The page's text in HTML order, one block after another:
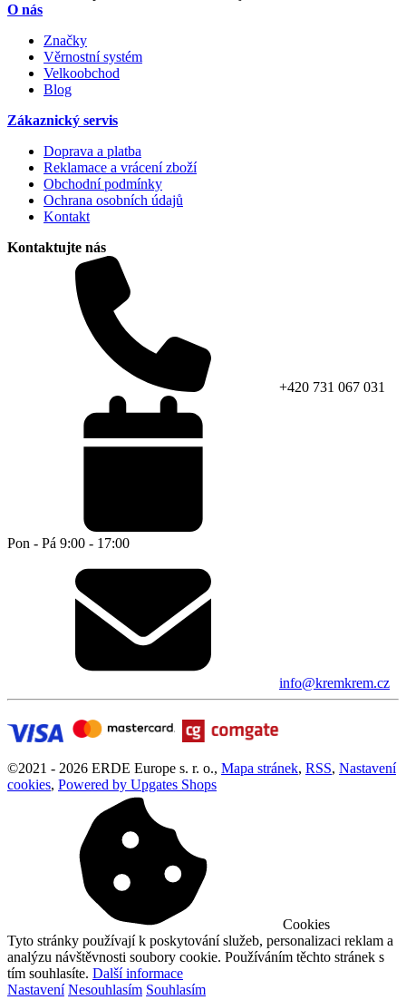
O nás
Značky
Věrnostní systém
Velkoobchod
Blog
Zákaznický servis
Doprava a platba
Reklamace a vrácení zboží
Obchodní podmínky
Ochrana osobních údajů
Kontakt
Kontaktujte nás
+420 731 067 031
Pon - Pá 9:00 - 17:00
info@kremkrem.cz
©2021 - 2026 ERDE Europe s. r. o., Mapa stránek, RSS, Nastavení
cookies, Powered by Upgates Shops
Cookies
Tyto stránky používají k poskytování služeb, personalizaci reklam a
analýzu návštěvnosti soubory cookie. Používáním těchto stránek s
tím souhlasíte. Další informace
Nastavení Nesouhlasím Souhlasím